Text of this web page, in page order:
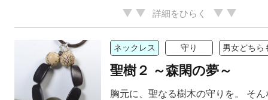
詳細をひらく
ネックレス 守り 男女どちら
聖樹２ ～森閑の夢～
胸元に、聖なる樹木の守りを。 そ